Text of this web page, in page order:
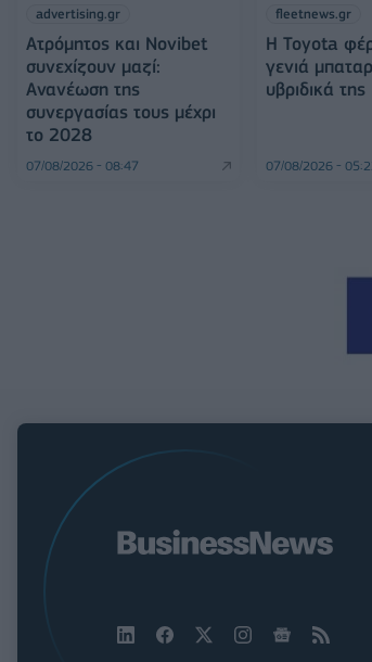
advertising.gr
Ατρόμητος και Novibet
συνεχίζουν μαζί:
Ανανέωση της
συνεργασίας τους μέχρι
το 2028
07/08/2026 - 08:47
fleetnews.gr
Η Toyota
γενιά
υβριδικά της
07/08/2026 -